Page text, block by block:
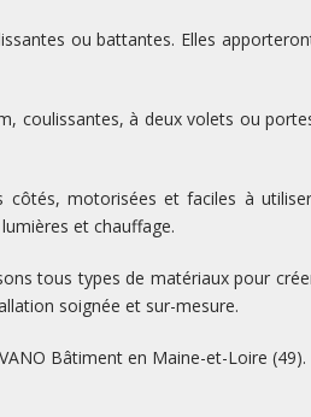
ou battantes. Elles
coulissantes, à deux volets ou
côtés, motorisées et faciles à
et chauffage.
tous types de matériaux pour
soignée et sur-mesure.
Bâtiment en Maine-et-Loire (49).